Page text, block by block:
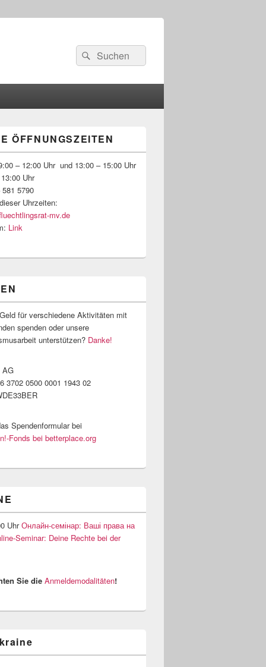
Suchen
nach:
Suchen
ÖFFNUNGSZEITEN
– 12:00 Uhr und 13:00 – 15:00 Uhr
Uhr
5790
Uhrzeiten:
mv.de
Link
für verschiedene Aktivitäten mit
spenden oder unsere
unterstützen? Danke!
AG
3702 0500 0001 1943 02
Spendenformular bei
Fonds bei betterplace.org
UhrОнлайн-семінар: Ваші права на
Seminar: Deine Rechte bei der
Sie die Anmeldemodalitäten!